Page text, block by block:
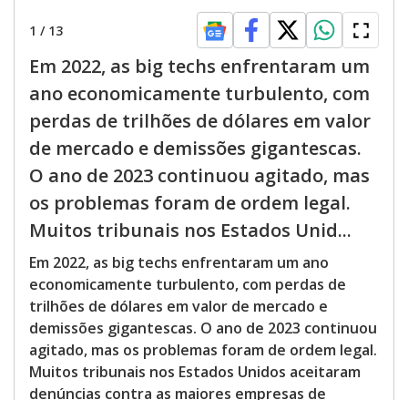
1 / 13
Em 2022, as big techs enfrentaram um
ano economicamente turbulento, com
perdas de trilhões de dólares em valor
de mercado e demissões gigantescas.
O ano de 2023 continuou agitado, mas
os problemas foram de ordem legal.
Muitos tribunais nos Estados Unid...
Em 2022, as big techs enfrentaram um ano
economicamente turbulento, com perdas de
trilhões de dólares em valor de mercado e
demissões gigantescas. O ano de 2023 continuou
agitado, mas os problemas foram de ordem legal.
Muitos tribunais nos Estados Unidos aceitaram
denúncias contra as maiores empresas de